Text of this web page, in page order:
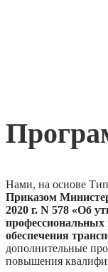
Нами, на основе
Приказом
2020 г. N 578 «Об
профессиональных
обеспечения
дополнительные
повышения